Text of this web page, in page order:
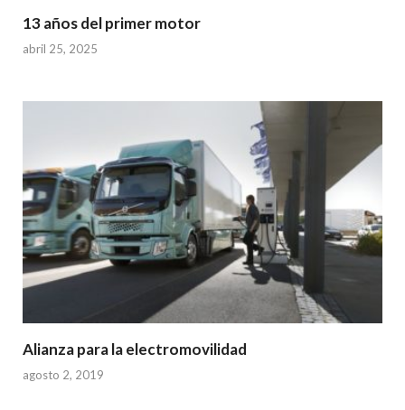
13 años del primer motor
abril 25, 2025
Alianza para la electromovilidad
agosto 2, 2019